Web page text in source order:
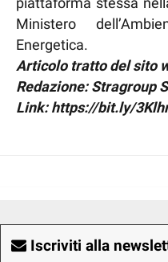
Ministero
Energetica.
Articolo tratto del sito
Redazione: Stragroup
Link: https://bit.ly/
Iscriviti alla